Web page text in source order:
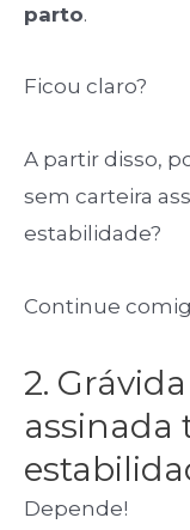
parto.
Ficou claro?
A partir disso,
sem carteira
estabilidade?
Continue
2.
assinada
Depende!